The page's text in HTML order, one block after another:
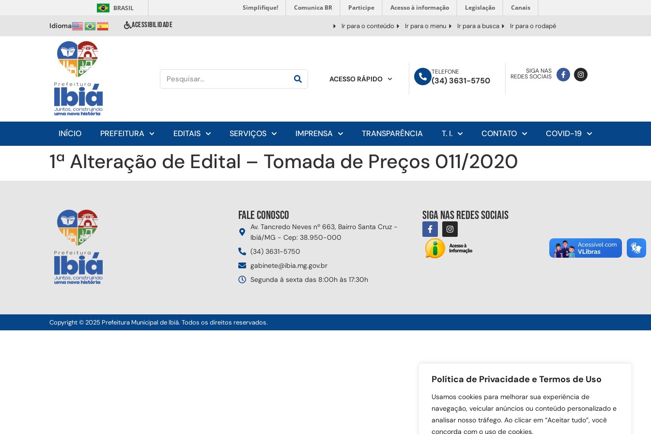
Política de Privacidade e Termos de Uso
Usamos cookies para melhorar sua experiência de
navegação, veicular anúncios ou conteúdo personalizado e
analisar nosso tráfego. Ao clicar em “Aceitar tudo”, você
concorda com o uso de cookies.
BRASIL Simplifique! Comunica BR Participe Acesso à informação Legislação Canais
Idioma ACESSIBILIDADE Ir para o conteúdo Ir para o menu Ir para a busca Ir para o rodapé
ACESSO RÁPIDO
TELEFONE
(34) 3631-5750
SIGA NAS
REDES SOCIAIS
INÍCIO PREFEITURA EDITAIS SERVIÇOS IMPRENSA TRANSPARÊNCIA T. I. CONTATO COVID-19
1ª Alteração de Edital – Tomada de Preços 011/2020
Fale conosco
Av. Tancredo Neves nº 663, Bairro Santa Cruz -
Ibiá/MG - Cep: 38.950-000
(34) 3631-5750
gabinete@ibia.mg.gov.br
Segunda à sexta das 8:00h às 17:30h
Siga nas redes sociais
Copyright © 2025 Prefeitura Municipal de Ibiá. Todos os direitos reservados.